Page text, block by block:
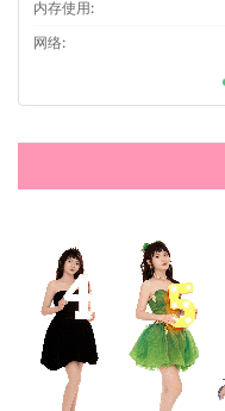
内存使用:
网络: